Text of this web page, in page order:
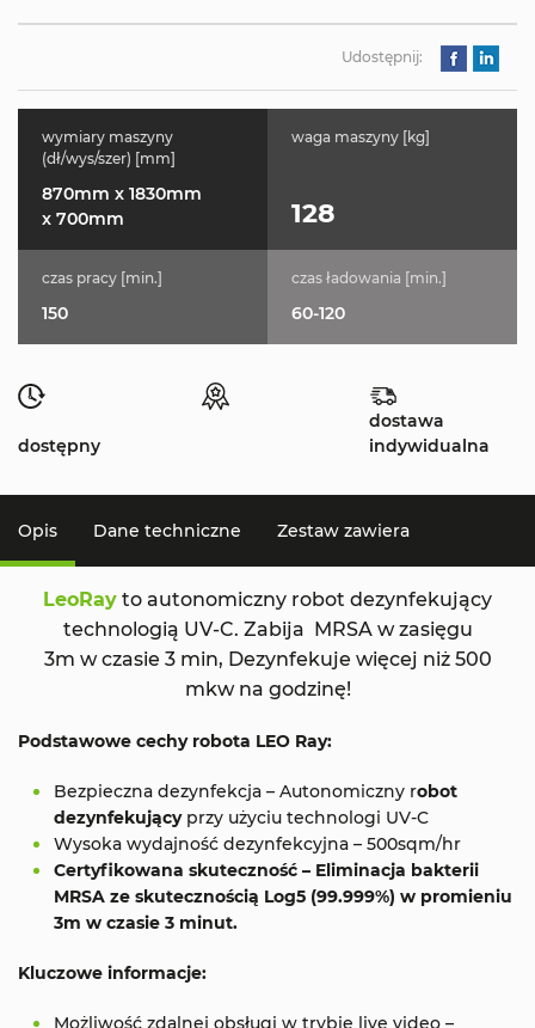
Udostępnij:
wymiary maszyny
(dł/wys/szer) [mm]
870mm x 1830mm
x 700mm
waga maszyny [kg]
128
czas pracy [min.]
150
czas ładowania [min.]
60-120
dostępny
dostawa
indywidualna
Opis Dane techniczne Zestaw zawiera
LeoRay to autonomiczny robot dezynfekujący
technologią UV-C. Zabija MRSA w zasięgu
3m w czasie 3 min, Dezynfekuje więcej niż 500
mkw na godzinę!
Podstawowe cechy robota LEO Ray:
Bezpieczna dezynfekcja – Autonomiczny robot
dezynfekującyprzy użyciu technologi UV-C
Wysoka wydajność dezynfekcyjna – 500sqm/hr
Certyfikowana skuteczność – Eliminacja bakterii
MRSA ze skutecznością Log5 (99.999%) w promieniu
3m w czasie 3 minut.
Kluczowe informacje:
Możliwość zdalnej obsługi w trybie live video –